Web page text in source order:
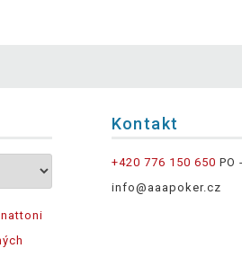
Kontakt
+420 776 150 650 PO
info@aaapoker.cz